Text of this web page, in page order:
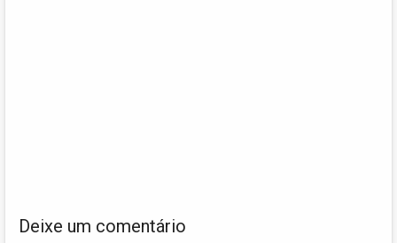
Deixe um comentário